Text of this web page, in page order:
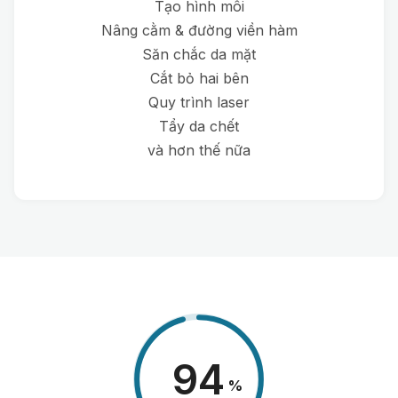
Tạo hình môi
Nâng cằm & đường viền hàm
Săn chắc da mặt
Cắt bỏ hai bên
Quy trình laser
Tẩy da chết
và hơn thế nữa
98 %